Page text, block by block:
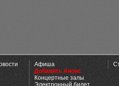
Афиша
Добавить Анонс
Концертные залы
Электронный билет